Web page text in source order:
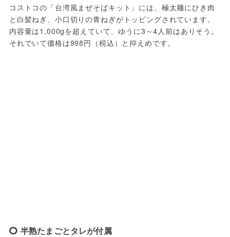
コストコの「台湾風まぜそばキット」には、極太麺にひき肉
と白髪ねぎ、小口切りの青ねぎがトッピングされています。
内容量は1,000gを超えていて、ゆうに3～4人前はありそう。
それでいて価格は998円（税込）と抑えめです。
半熟たまごとタレが付属